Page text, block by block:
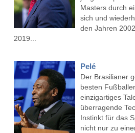
Masters durch
sich und
den Jahren
2019...
Pelé
Der Brasilianer
besten
einzigartiges
überragende
Instinkt für das
nicht nur zu